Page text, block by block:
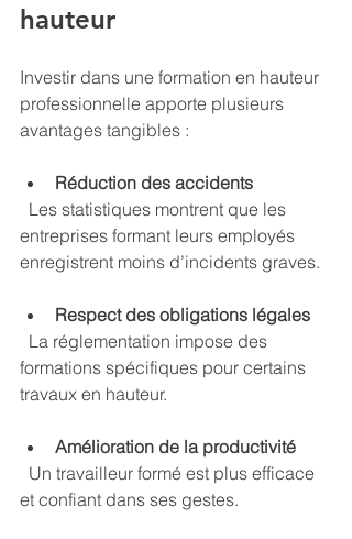
hauteur
Investir dans une formation en hauteur
professionnelle apporte plusieurs
avantages tangibles :
Réduction des accidents
entreprises formant leurs employés
enregistrent moins d’incidents graves.
Respect des obligations légales
formations spécifiques pour certains
travaux en hauteur.
Amélioration de la productivité
et confiant dans ses gestes.